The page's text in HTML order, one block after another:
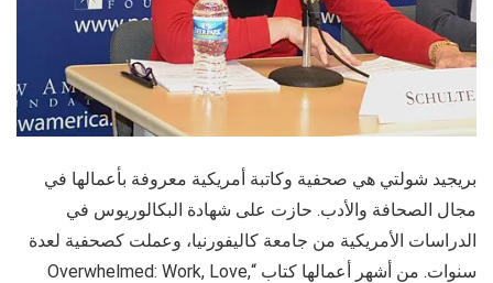
بريجيد شولتي هي صحفية وكاتبة أمريكية معروفة بأعمالها في
مجال الصحافة والأدب. حازت على شهادة البكالوريوس في
الدراسات الأمريكية من جامعة كاليفورنيا، وعملت كصحفية لعدة
سنوات. من أشهر أعمالها كتاب “Overwhelmed: Work, Love,